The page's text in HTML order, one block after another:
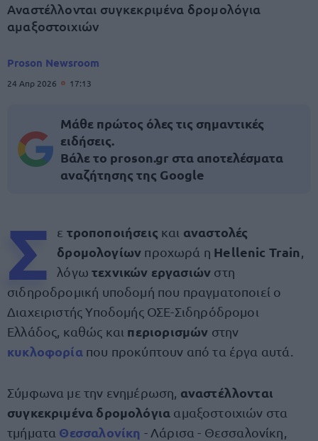
Αναστέλλονται συγκεκριμένα δρομολόγια
αμαξοστοιχιών
Proson Newsroom
24 Απρ 2026 17:13
Μάθε πρώτος όλες τις σημαντικές
ειδήσεις.
Βάλε το proson.gr στα αποτελέσματα
αναζήτησης της Google
Σ ε τροποποιήσεις και αναστολές
δρομολογίων προχωρά η Hellenic Train
λόγωτεχνικών εργασιών στη
σιδηροδρομική υποδομή που πραγματοποιεί ο
Διαχειριστής Υποδομής ΟΣΕ-Σιδηρόδρομοι
Ελλάδος, καθώς και περιορισμών στην
κυκλοφορία που προκύπτουν από τα έργα αυτά.
Σύμφωνα με την ενημέρωση, αναστέλλονται
συγκεκριμένα δρομολόγια αμαξοστοιχιών στα
τμήματα Θεσσαλονίκη - Λάρισα - Θεσσαλονίκη,